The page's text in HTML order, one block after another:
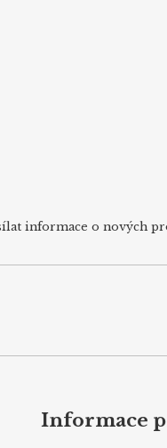
informace o nových
Informace